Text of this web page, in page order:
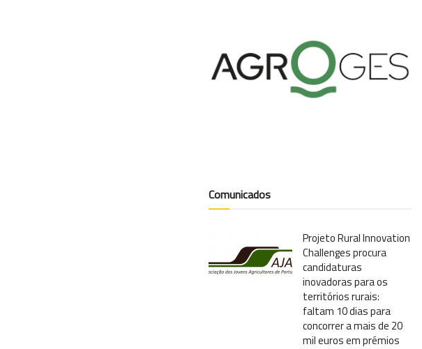
Comunicados
Projeto Rural Innovation
Challenges procura
candidaturas
inovadoras para os
territórios rurais:
faltam 10 dias para
concorrer a mais de 20
mil euros em prémios